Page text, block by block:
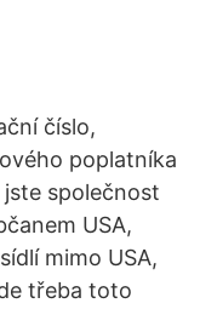
číslo,
poplatníka
společnost
USA,
mimo USA,
třeba toto